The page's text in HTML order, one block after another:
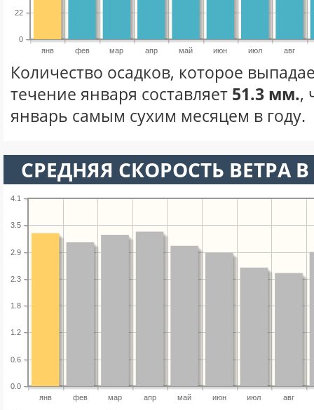
янв фев мар апр май июн июл авг
0
22
Количество осадков, которое
течение января составляет 51.3 мм.,
январь самым сухим месяцем в году.
СРЕДНЯЯ СКОРОСТЬ ВЕТРА
янв фев мар апр май июн июл авг
0.0
0.6
1.2
1.8
2.3
2.9
3.5
4.1